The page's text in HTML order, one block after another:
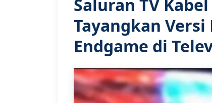
Saluran TV
Tayangkan
Endgame di